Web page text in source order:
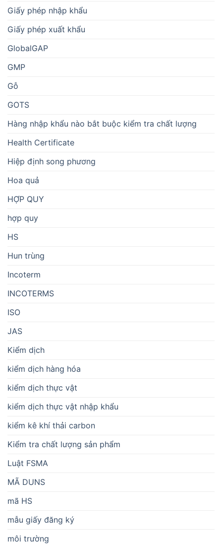
Giấy phép nhập khẩu
Giấy phép xuất khẩu
GlobalGAP
GMP
Gỗ
GOTS
Hàng nhập khẩu nào bắt buộc kiểm tra chất lượng
Health Certificate
Hiệp định song phương
Hoa quả
HỢP QUY
hợp quy
HS
Hun trùng
Incoterm
INCOTERMS
ISO
JAS
Kiểm dịch
kiểm dịch hàng hóa
kiểm dịch thực vật
kiểm dịch thực vật nhập khẩu
kiểm kê khí thải carbon
Kiểm tra chất lượng sản phẩm
Luật FSMA
MÃ DUNS
mã HS
mẫu giấy đăng ký
môi trường